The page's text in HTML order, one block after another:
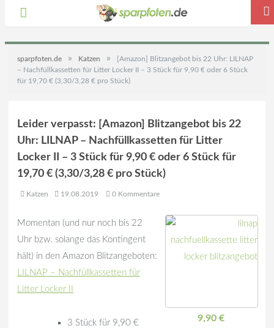
sparpfoten.de » Katzen »
[Amazon] Blitzangebot bis 22 Uhr: LILNAP
– Nachfüllkassetten für Litter Locker II – 3 Stück für 9,90 € oder 6 Stück
für 19,70 € (3,30/3,28 € pro Stück)
Leider verpasst: [Amazon] Blitzangebot bis 22
Uhr: LILNAP – Nachfüllkassetten für Litter
Locker II – 3 Stück für 9,90 € oder 6 Stück für
19,70 € (3,30/3,28 € pro Stück)
Katzen 19.08.2019 0 Kommentare
9,90 €
Momentan (und nur noch bis 22
Uhr bzw. solange das Kontingent
hält) in den Amazon Blitzangeboten:
LILNAP – Nachfüllkassetten für
Litter Locker II
3 Stück für 9,90 €